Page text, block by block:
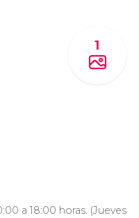
1
a 18:00 horas. (Jueves